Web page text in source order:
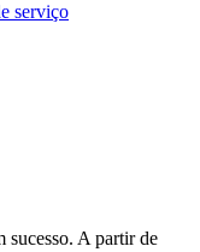
serviço
sucesso. A partir de